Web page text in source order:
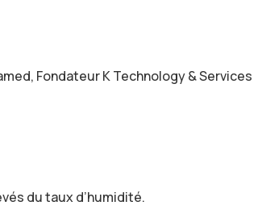
Fondateur K Technology & Services
du taux d’humidité.